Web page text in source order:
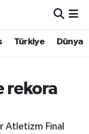
Türkiye Dünya
rekora
Atletizm Final